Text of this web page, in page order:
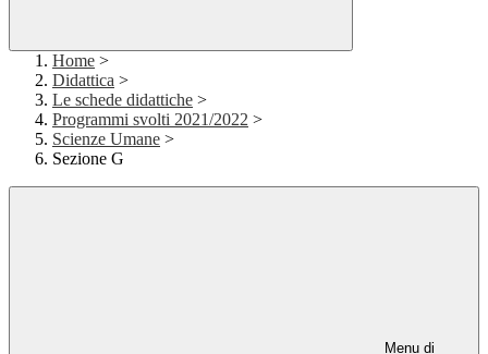
Home >
Didattica >
Le schede didattiche >
Programmi svolti 2021/2022 >
Scienze Umane >
Sezione G
Menu di